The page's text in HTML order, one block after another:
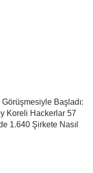
Görüşmesiyle Başladı:
Koreli Hackerlar 57
1.640 Şirkete Nasıl